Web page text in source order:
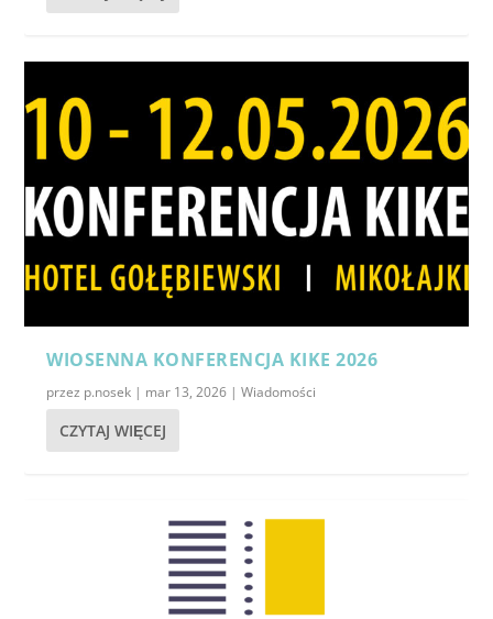
WIOSENNA KONFERENCJA KIKE 2026
przez p.nosek | mar 13, 2026 |Wiadomości
CZYTAJ WIĘCEJ